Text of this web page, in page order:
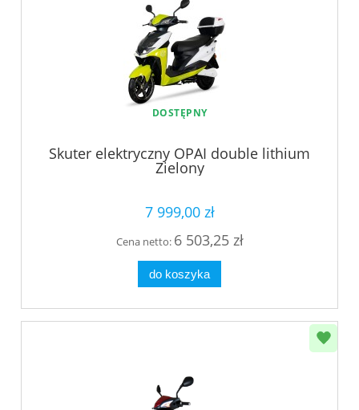
DOSTĘPNY
Skuter elektryczny OPAI double lithium
Zielony
7 999,00 zł
Cena netto: 6 503,25 zł
do koszyka